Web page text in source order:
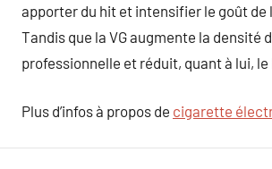
apporter du hit et intensifier le goût de
Tandis que la VG augmente la densité
professionnelle et réduit, quant à lui, le
Plus d’infos à propos de cigarette